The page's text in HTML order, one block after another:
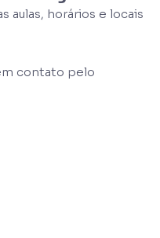
aulas, horários e locais
contato pelo